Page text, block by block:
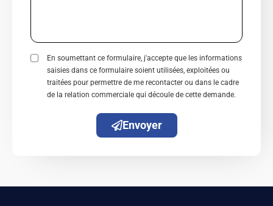
o
n
En soumettant ce formulaire, j'accepte que les informations
saisies dans ce formulaire soient utilisées, exploitées ou
traitées pour permettre de me recontacter ou dans le cadre
de la relation commerciale qui découle de cette demande.
Envoyer